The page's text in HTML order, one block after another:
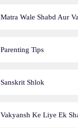
Matra Wale Shabd Aur
Parenting Tips
Sanskrit Shlok
Vakyansh Ke Liye Ek